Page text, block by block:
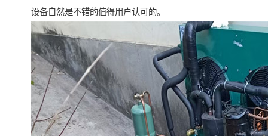
设备自然是不错的值得用户认可的。